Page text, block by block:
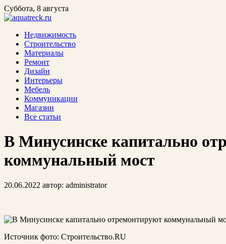
Суббота, 8 августа
Недвижимость
Строительство
Материалы
Ремонт
Дизайн
Интерьеры
Мебель
Коммуникации
Магазин
Все статьи
В Минусинске капитально
коммунальный мост
20.06.2022 автор: administrator
Источник фото: Строительство.RU